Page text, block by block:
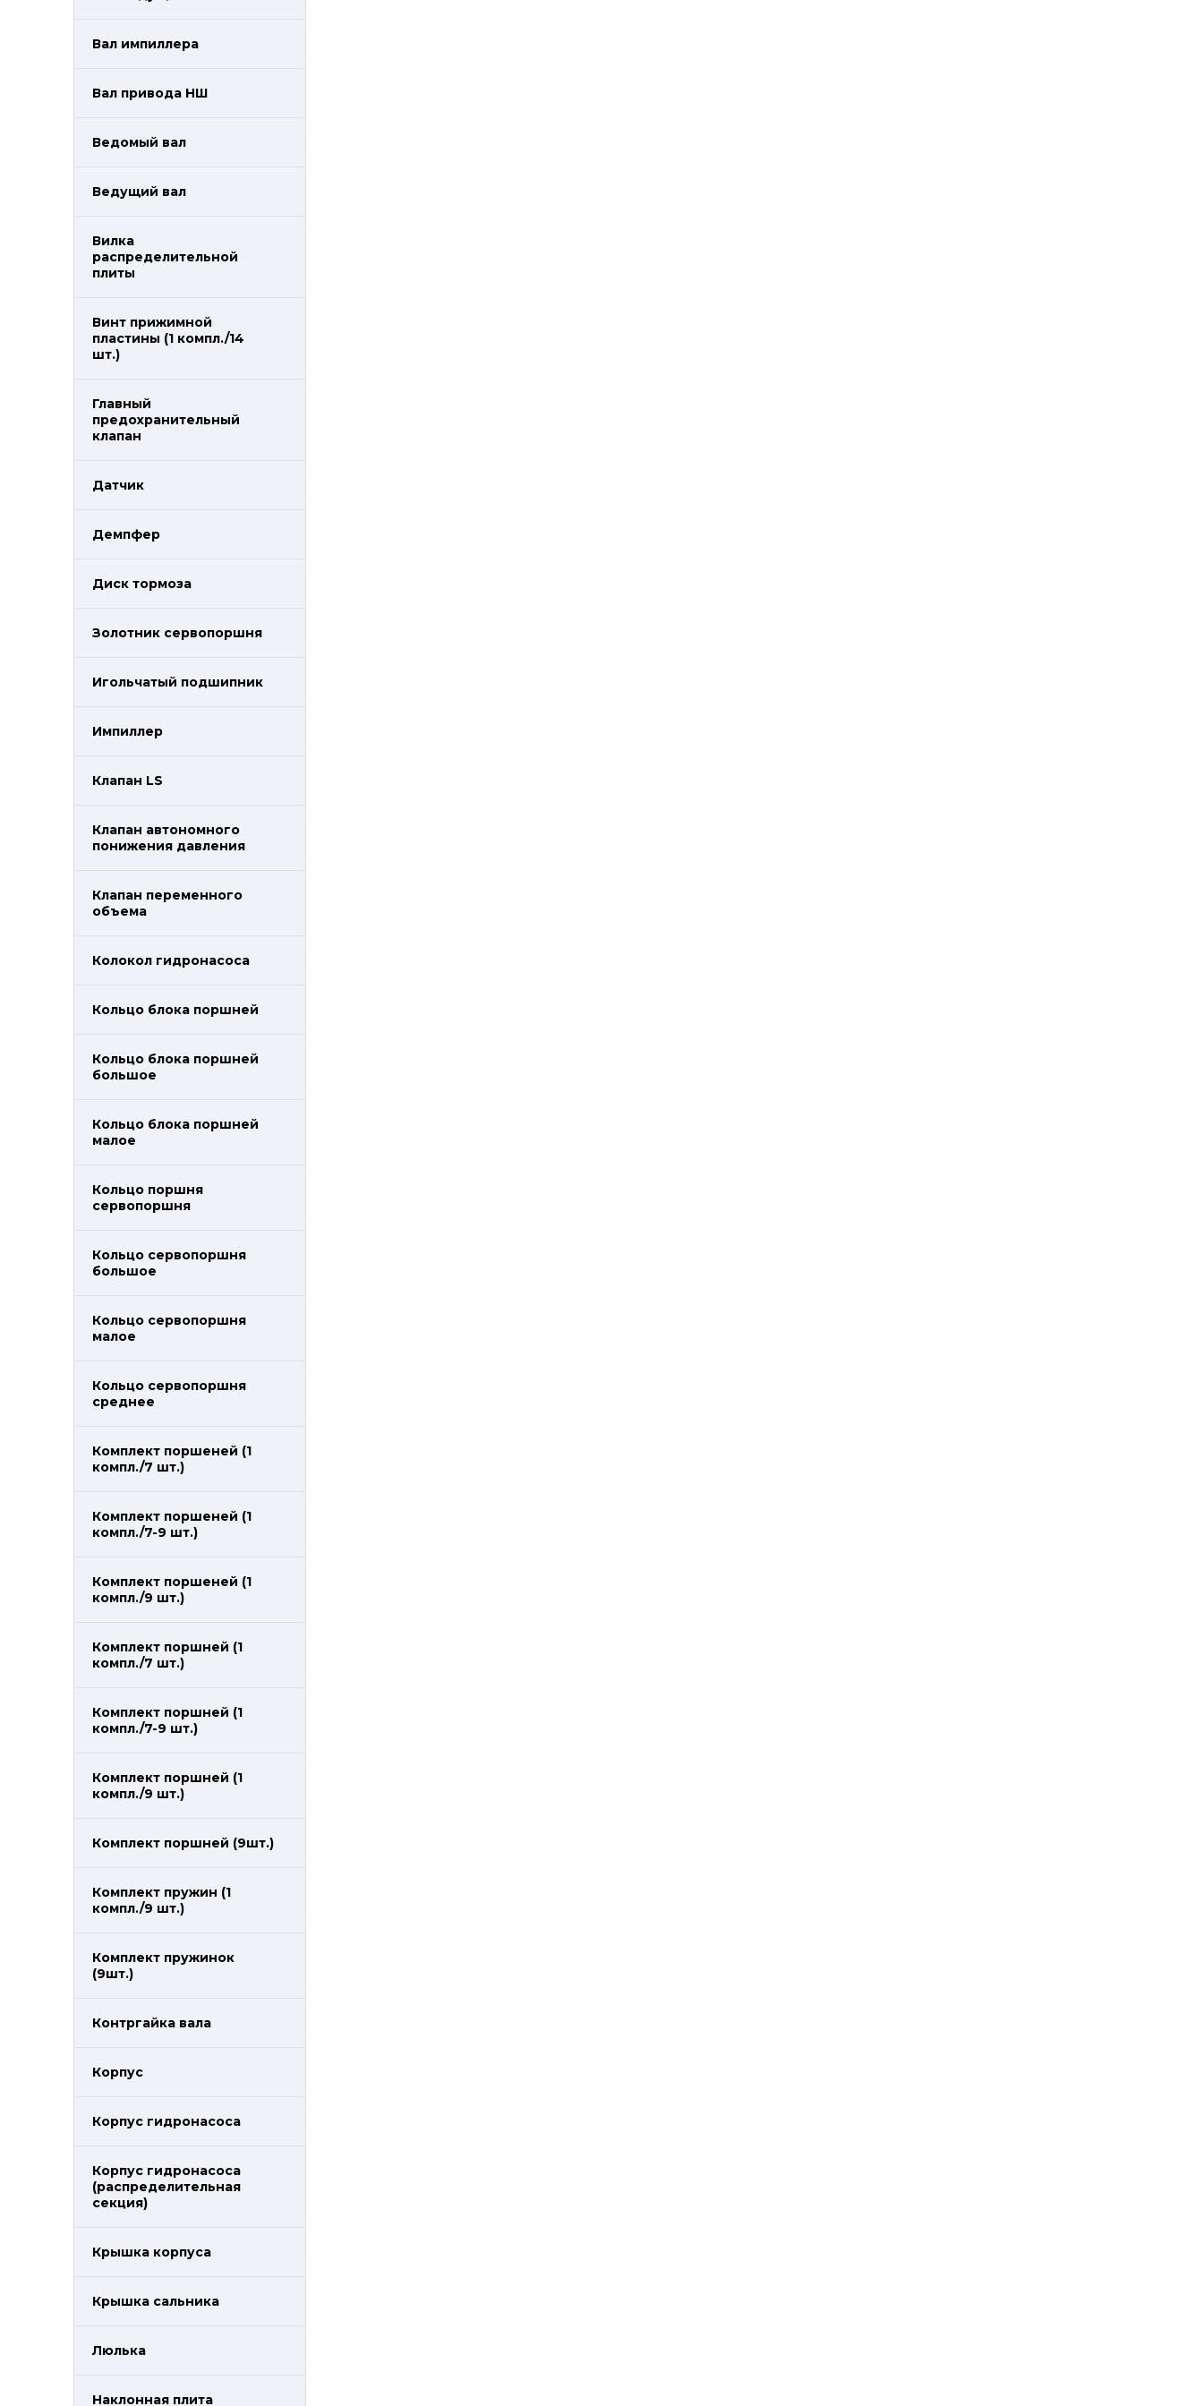
Вал импиллера
Вал привода НШ
Ведомый вал
Ведущий вал
Вилка
распределительной
плиты
Винт прижимной
пластины (1 компл./14
шт.)
Главный
предохранительный
клапан
Датчик
Демпфер
Диск тормоза
Золотник сервопоршня
Игольчатый подшипник
Импиллер
Клапан LS
Клапан автономного
понижения давления
Клапан переменного
объема
Колокол гидронасоса
Кольцо блока поршней
Кольцо блока поршней
большое
Кольцо блока поршней
малое
Кольцо поршня
сервопоршня
Кольцо сервопоршня
большое
Кольцо сервопоршня
малое
Кольцо сервопоршня
среднее
Комплект поршеней (1
компл./7 шт.)
Комплект поршеней (1
компл./7-9 шт.)
Комплект поршеней (1
компл./9 шт.)
Комплект поршней (1
компл./7 шт.)
Комплект поршней (1
компл./7-9 шт.)
Комплект поршней (1
компл./9 шт.)
Комплект поршней (9шт.)
Комплект пружин (1
компл./9 шт.)
Комплект пружинок
(9шт.)
Контргайка вала
Корпус
Корпус гидронасоса
Корпус гидронасоса
(распределительная
секция)
Крышка корпуса
Крышка сальника
Люлька
Наклонная плита